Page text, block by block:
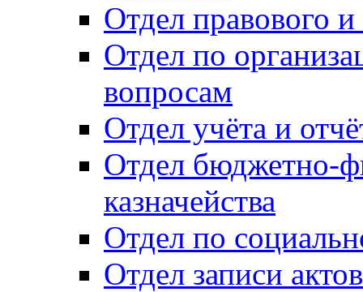
Отдел правового
Отдел по
вопросам
Отдел учёта и
Отдел бюджетно-
казначейства
Отдел по
Отдел записи